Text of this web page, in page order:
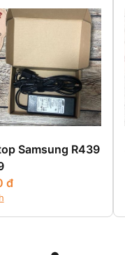
Samsung R439
đ